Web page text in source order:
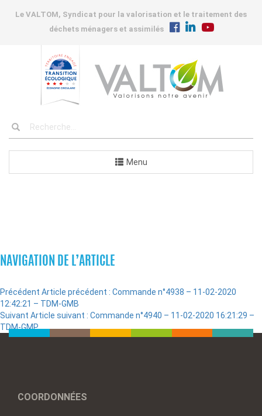
Le VALTOM, Syndicat pour la valorisation et le traitement des
déchets ménagers et assimilés
Menu
NAVIGATION DE L’ARTICLE
Précédent Article précédent : Commande n°4938 – 11-02-2020
12:42:21 – TDM-GMB
Suivant Article suivant : Commande n°4940 – 11-02-2020 16:21:29 –
TDM-GMP
COORDONNÉES